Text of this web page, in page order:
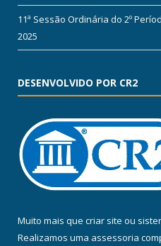
11ª Sessão Ordinária do 2º
2025
DESENVOLVIDO POR CR2
Muito mais que criar site ou
Realizamos uma assessoria